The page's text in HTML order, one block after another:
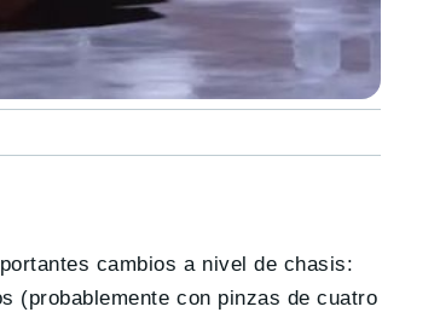
cambios a nivel de chasis:
(probablemente con pinzas de cuatro